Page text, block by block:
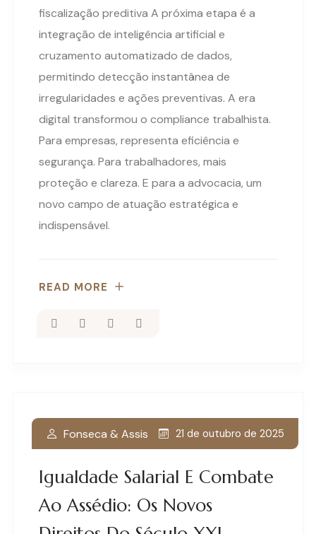
fiscalização preditiva A próxima etapa é a
integração de inteligência artificial e
cruzamento automatizado de dados,
permitindo detecção instantânea de
irregularidades e ações preventivas. A era
digital transformou o compliance trabalhista.
Para empresas, representa eficiência e
segurança. Para trabalhadores, mais
proteção e clareza. E para a advocacia, um
novo campo de atuação estratégica e
indispensável.
READ MORE
Igualdade Salarial E Combate
Ao Assédio: Os Novos
Fonseca & Assis 21 de outubro de 2025